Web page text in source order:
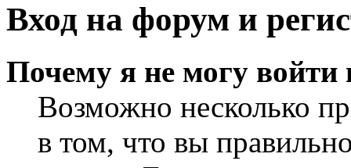
Вход на форум и
Почему я не могу войти
Возможно несколько
в том, что вы